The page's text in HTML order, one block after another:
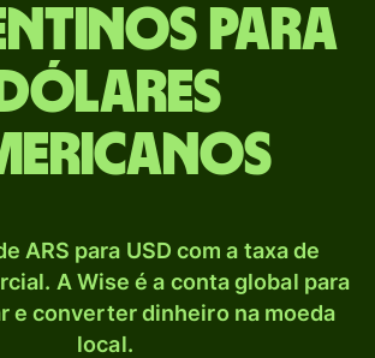
para
Dólares
ARS para USD com a taxa de
A Wise é a conta global para
e converter dinheiro na moeda
local.